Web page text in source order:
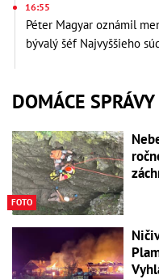
16:55
Péter Magyar oznámil
bývalý šéf Najvyššieho
DOMÁCE SPRÁVY
FOTO